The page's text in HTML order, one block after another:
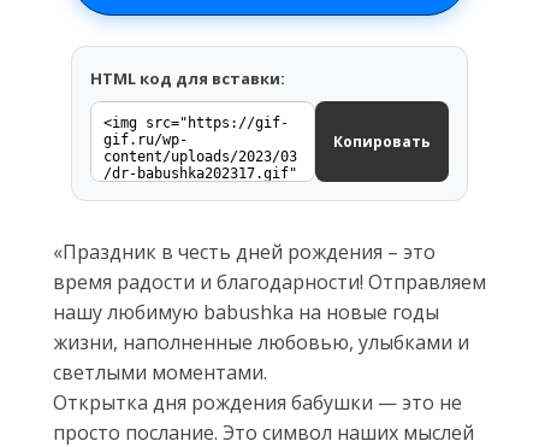
HTML код для вставки:
Копировать
«Праздник в честь дней рождения – это
время радости и благодарности! Отправляем
нашу любимую babushka на новые годы
жизни, наполненные любовью, улыбками и
светлыми моментами.
Открытка дня рождения бабушки — это не
просто послание. Это символ наших мыслей